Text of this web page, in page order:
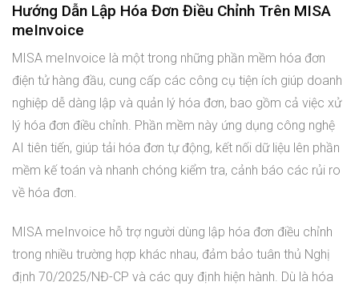
Hướng Dẫn Lập Hóa Đơn Điều Chỉnh Trên MISA
meInvoice
MISA meInvoice là một trong những phần mềm hóa đơn
điện tử hàng đầu, cung cấp các công cụ tiện ích giúp doanh
nghiệp dễ dàng lập và quản lý hóa đơn, bao gồm cả việc xử
lý hóa đơn điều chỉnh. Phần mềm này ứng dụng công nghệ
AI tiên tiến, giúp tải hóa đơn tự động, kết nối dữ liệu lên phần
mềm kế toán và nhanh chóng kiểm tra, cảnh báo các rủi ro
về hóa đơn.
MISA meInvoice hỗ trợ người dùng lập hóa đơn điều chỉnh
trong nhiều trường hợp khác nhau, đảm bảo tuân thủ Nghị
định 70/2025/NĐ-CP và các quy định hiện hành. Dù là hóa